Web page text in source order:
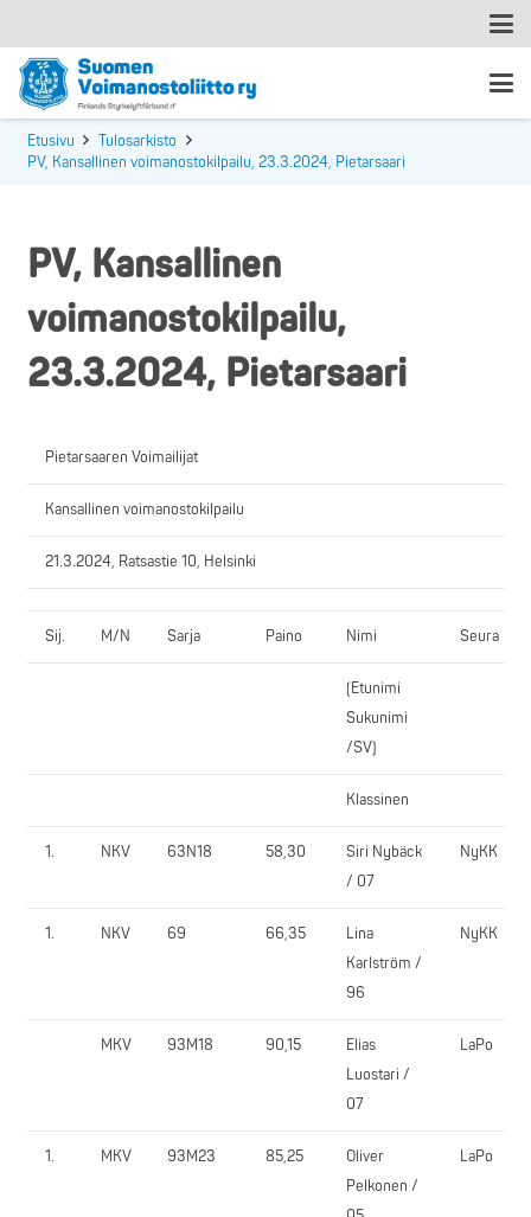
Etusivu
Tulosarkisto
PV, Kansallinen voimanostokilpailu, 23.3.2024, Pietarsaari
PV, Kansallinen
voimanostokilpailu,
23.3.2024, Pietarsaari
Pietarsaaren Voimailijat
Kansallinen voimanostokilpailu
21.3.2024, Ratsastie 10, Helsinki
Sij. M/N Sarja Paino Nimi Seura
(Etunimi
Sukunimi
/SV)
Klassinen
1. NKV 63N18 58,30
Siri Nybäck
/ 07
NyKK
1. NKV 69 66,35
Lina
Karlström /
96
NyKK
MKV 93M18 90,15
Elias
Luostari /
07
LaPo
1. MKV 93M23 85,25
Oliver
Pelkonen /
LaPo